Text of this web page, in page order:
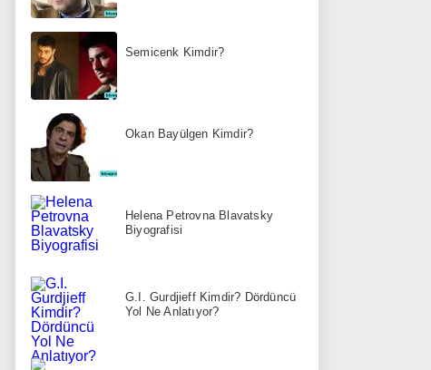
Semicenk Kimdir?
Okan Bayülgen Kimdir?
Helena Petrovna Blavatsky
Biyografisi
G.I. Gurdjieff Kimdir? Dördüncü
Yol Ne Anlatıyor?